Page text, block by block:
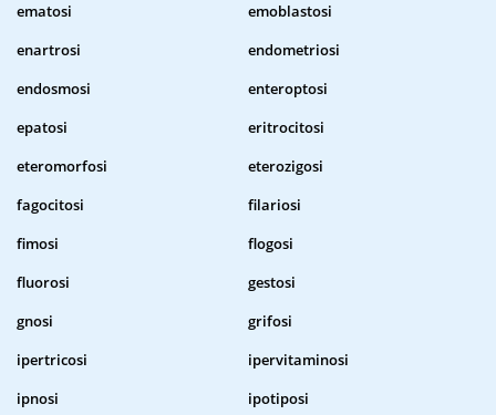
ematosi
emoblastosi
enartrosi
endometriosi
endosmosi
enteroptosi
epatosi
eritrocitosi
eteromorfosi
eterozigosi
fagocitosi
filariosi
fimosi
flogosi
fluorosi
gestosi
gnosi
grifosi
ipertricosi
ipervitaminosi
ipnosi
ipotiposi